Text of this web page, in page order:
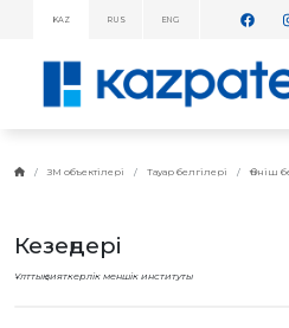
KAZ RUS ENG
АҚПАРАТТЫҚ
ХАБАРЛАМАЛАР!
KAZPATENT
ТУРАЛЫ
ИНСТИТУТ
ЗМ объектілері Тауар белгілері Өтініш
Кезеңдері
Ұлттық зияткерлік меншік институты